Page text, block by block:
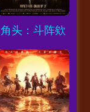
Loading...
角头：斗阵欸